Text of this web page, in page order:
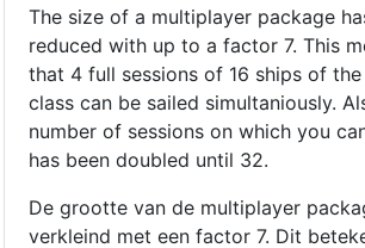
The size of a multiplayer package
reduced with up to a factor 7. This
that 4 full sessions of 16 ships of
class can be sailed simultaniously.
number of sessions on which you
has been doubled until 32.
De grootte van de multiplayer
verkleind met een factor 7. Dit